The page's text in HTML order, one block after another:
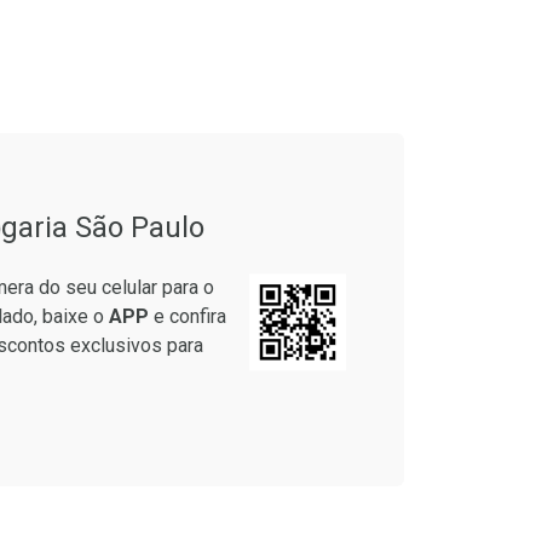
cada
cada
Por R$ 83,59/cada
Por R$ 83,59/cada
São Paulo
do seu celular para o
baixe o APP e confira
exclusivos para